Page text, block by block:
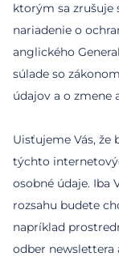
ktorým sa zrušuje
nariadenie o
anglického
súlade so
údajov a o zmene
Uisťujeme Vás, že
týchto
osobné údaje. Iba
rozsahu budete
napríklad
odber newslettera